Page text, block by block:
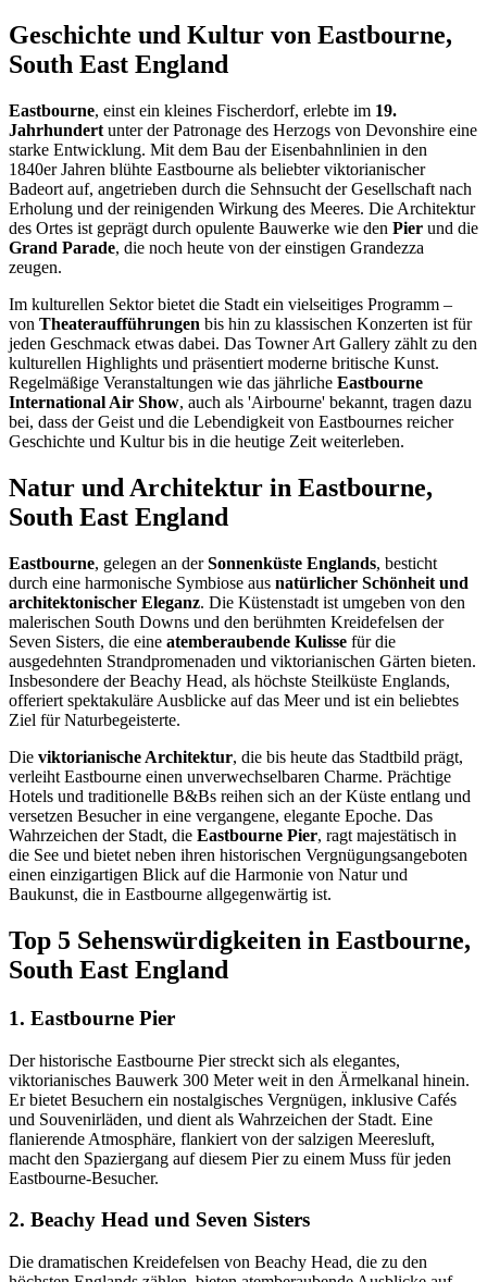
Geschichte und Kultur von Eastbourne,
South East England
Eastbourne, einst ein kleines Fischerdorf, erlebte im 19.
Jahrhundert unter der Patronage des Herzogs von Devonshire eine
starke Entwicklung. Mit dem Bau der Eisenbahnlinien in den
1840er Jahren blühte Eastbourne als beliebter viktorianischer
Badeort auf, angetrieben durch die Sehnsucht der Gesellschaft nach
Erholung und der reinigenden Wirkung des Meeres. Die Architektur
des Ortes ist geprägt durch opulente Bauwerke wie den Pier und die
Grand Parade, die noch heute von der einstigen Grandezza
zeugen.
Im kulturellen Sektor bietet die Stadt ein vielseitiges Programm –
von Theateraufführungen bis hin zu klassischen Konzerten ist für
jeden Geschmack etwas dabei. Das Towner Art Gallery zählt zu den
kulturellen Highlights und präsentiert moderne britische Kunst.
Regelmäßige Veranstaltungen wie das jährliche Eastbourne
International Air Show, auch als 'Airbourne' bekannt, tragen dazu
bei, dass der Geist und die Lebendigkeit von Eastbournes reicher
Geschichte und Kultur bis in die heutige Zeit weiterleben.
Natur und Architektur in Eastbourne,
South East England
Eastbourne, gelegen an derSonnenküste Englands, besticht
durch eine harmonische Symbiose aus natürlicher Schönheit und
architektonischer Eleganz. Die Küstenstadt ist umgeben von den
malerischen South Downs und den berühmten Kreidefelsen der
Seven Sisters, die eine atemberaubende Kulisse für die
ausgedehnten Strandpromenaden und viktorianischen Gärten bieten.
Insbesondere der Beachy Head, als höchste Steilküste Englands,
offeriert spektakuläre Ausblicke auf das Meer und ist ein beliebtes
Ziel für Naturbegeisterte.
Die viktorianische Architektur, die bis heute das Stadtbild prägt,
verleiht Eastbourne einen unverwechselbaren Charme. Prächtige
Hotels und traditionelle B&Bs reihen sich an der Küste entlang und
versetzen Besucher in eine vergangene, elegante Epoche. Das
Wahrzeichen der Stadt, die Eastbourne Pier, ragt majestätisch in
die See und bietet neben ihren historischen Vergnügungsangeboten
einen einzigartigen Blick auf die Harmonie von Natur und
Baukunst, die in Eastbourne allgegenwärtig ist.
Top 5 Sehenswürdigkeiten in Eastbourne,
South East England
1. Eastbourne Pier
Der historische Eastbourne Pier streckt sich als elegantes,
viktorianisches Bauwerk 300 Meter weit in den Ärmelkanal hinein.
Er bietet Besuchern ein nostalgisches Vergnügen, inklusive Cafés
und Souvenirläden, und dient als Wahrzeichen der Stadt. Eine
flanierende Atmosphäre, flankiert von der salzigen Meeresluft,
macht den Spaziergang auf diesem Pier zu einem Muss für jeden
Eastbourne-Besucher.
2. Beachy Head und Seven Sisters
Die dramatischen Kreidefelsen von Beachy Head, die zu den